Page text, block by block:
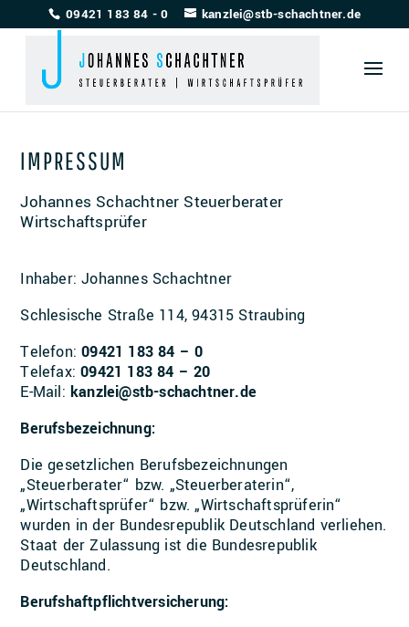
09421 183 84 - 0 kanzlei@stb-schachtner.de
IMPRESSUM
Johannes Schachtner Steuerberater
Wirtschaftsprüfer
Inhaber: Johannes Schachtner
Schlesische Straße 114, 94315 Straubing
Telefon:09421 183 84 – 0
Telefax:09421 183 84 – 20
E-Mail:kanzlei@stb-schachtner.de
Berufsbezeichnung:
Die gesetzlichen Berufsbezeichnungen
„Steuerberater“ bzw. „Steuerberaterin“,
„Wirtschaftsprüfer“ bzw. „Wirtschaftsprüferin“
wurden in der Bundesrepublik Deutschland verliehen.
Staat der Zulassung ist die Bundesrepublik
Deutschland.
Berufshaftpflichtversicherung: